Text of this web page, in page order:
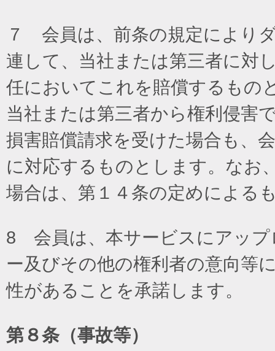
７ 会員は、前条の規定により
連して、当社または第三者に対
任においてこれを賠償するもの
当社または第三者から権利侵害
損害賠償請求を受けた場合も、
に対応するものとします。なお
場合は、第１４条の定めによる
8 会員は、本サービスにアップ
ー及びその他の権利者の意向等
性があることを承諾します。
第８条（事故等）